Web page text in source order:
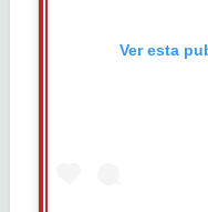
Ver esta